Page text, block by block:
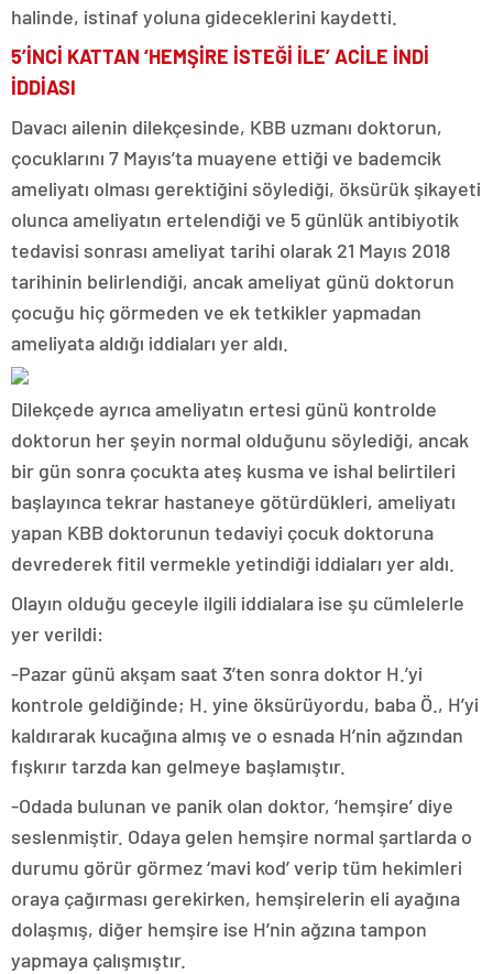
halinde, istinaf yoluna gideceklerini kaydetti.
5’İNCİ KATTAN ‘HEMŞİRE İSTEĞİ İLE’ ACİLE İNDİ
İDDİASI
Davacı ailenin dilekçesinde, KBB uzmanı doktorun,
çocuklarını 7 Mayıs’ta muayene ettiği ve bademcik
ameliyatı olması gerektiğini söylediği, öksürük şikayeti
olunca ameliyatın ertelendiği ve 5 günlük antibiyotik
tedavisi sonrası ameliyat tarihi olarak 21 Mayıs 2018
tarihinin belirlendiği, ancak ameliyat günü doktorun
çocuğu hiç görmeden ve ek tetkikler yapmadan
ameliyata aldığı iddiaları yer aldı.
Dilekçede ayrıca ameliyatın ertesi günü kontrolde
doktorun her şeyin normal olduğunu söylediği, ancak
bir gün sonra çocukta ateş kusma ve ishal belirtileri
başlayınca tekrar hastaneye götürdükleri, ameliyatı
yapan KBB doktorunun tedaviyi çocuk doktoruna
devrederek fitil vermekle yetindiği iddiaları yer aldı.
Olayın olduğu geceyle ilgili iddialara ise şu cümlelerle
yer verildi:
-Pazar günü akşam saat 3’ten sonra doktor H.’yi
kontrole geldiğinde; H. yine öksürüyordu, baba Ö., H’yi
kaldırarak kucağına almış ve o esnada H’nin ağzından
fışkırır tarzda kan gelmeye başlamıştır.
-Odada bulunan ve panik olan doktor, ‘hemşire’ diye
seslenmiştir. Odaya gelen hemşire normal şartlarda o
durumu görür görmez ‘mavi kod’ verip tüm hekimleri
oraya çağırması gerekirken, hemşirelerin eli ayağına
dolaşmış, diğer hemşire ise H’nin ağzına tampon
yapmaya çalışmıştır.